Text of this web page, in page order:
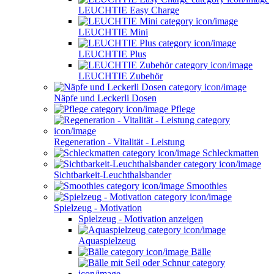
LEUCHTIE Easy Charge
LEUCHTIE Mini
LEUCHTIE Plus
LEUCHTIE Zubehör
Näpfe und Leckerli Dosen
Pflege
Regeneration - Vitalität - Leistung
Schleckmatten
Sichtbarkeit-Leuchthalsbander
Smoothies
Spielzeug - Motivation
Spielzeug - Motivation anzeigen
Aquaspielzeug
Bälle